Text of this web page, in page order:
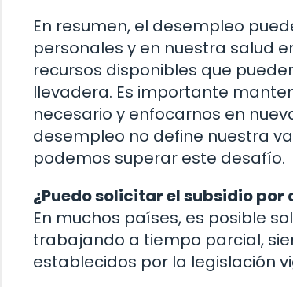
En resumen, el desempleo
personales y en nuestra salud
recursos disponibles que
llevadera. Es importante
necesario y enfocarnos en
desempleo no define nuestra
podemos superar este desafío.
¿Puedo solicitar el subsidio
En muchos países, es posible
trabajando a tiempo parcial,
establecidos por la legislación